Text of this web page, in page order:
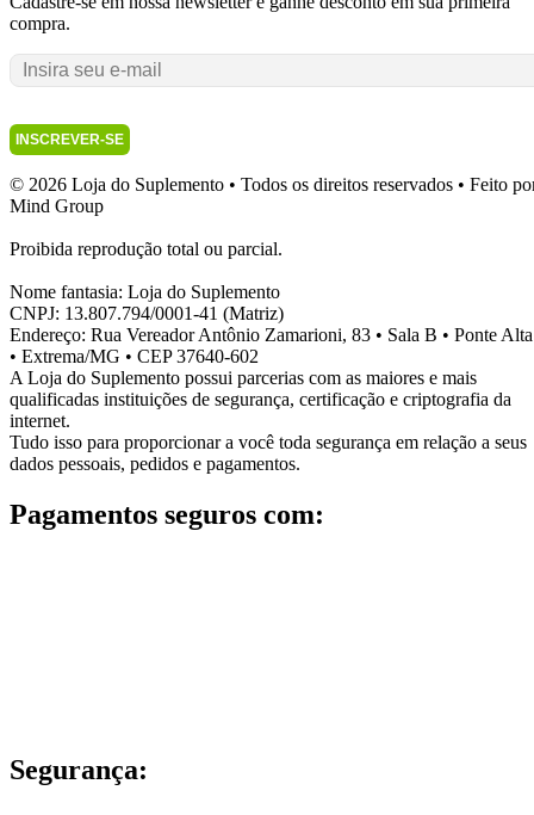
compra.
INSCREVER-SE
© 2026 Loja do Suplemento • Todos os direitos reservados • Feito
Mind Group
Proibida reprodução total ou parcial.
Nome fantasia: Loja do Suplemento
CNPJ: 13.807.794/0001-41 (Matriz)
Endereço: Rua Vereador Antônio Zamarioni, 83 • Sala B • Ponte Alta
• Extrema/MG • CEP 37640-602
A Loja do Suplemento possui parcerias com as maiores e mais
qualificadas instituições de segurança, certificação e criptografia da
internet.
Tudo isso para proporcionar a você toda segurança em relação a seus
dados pessoais, pedidos e pagamentos.
Pagamentos seguros com:
Segurança: